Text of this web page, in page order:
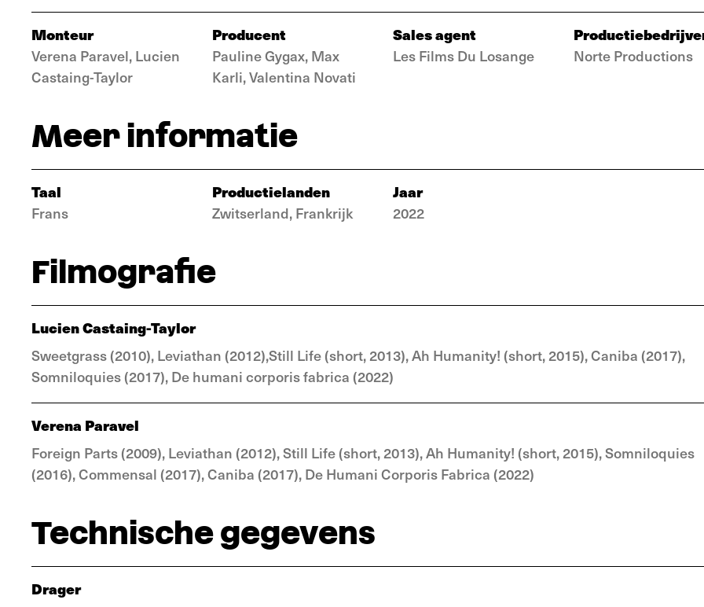
Monteur
Verena Paravel, Lucien
Castaing-Taylor
Producent
Pauline Gygax, Max
Karli, Valentina Novati
Sales agent
Les Films Du Losange Norte Productions
Meer informatie
Taal
Frans
Productielanden
Zwitserland, Frankrijk
Jaar
2022
Filmografie
Lucien Castaing-Taylor
Sweetgrass (2010), Leviathan (2012),Still Life (short, 2013), Ah Humanity! (short, 2015), Caniba (2017),
Somniloquies (2017), De humani corporis fabrica (2022)
Verena Paravel
Foreign Parts (2009), Leviathan (2012), Still Life (short, 2013), Ah Humanity! (short, 2015), Somniloquies
(2016), Commensal (2017), Caniba (2017), De Humani Corporis Fabrica (2022)
Technische gegevens
Drager